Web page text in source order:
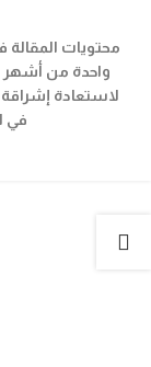
محتويات المقالة
واحدة من أشهر
لاستعادة إشراقة
في